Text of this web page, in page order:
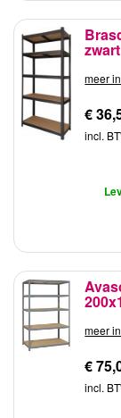
zwart
meer
€
incl.
meer
€
incl.